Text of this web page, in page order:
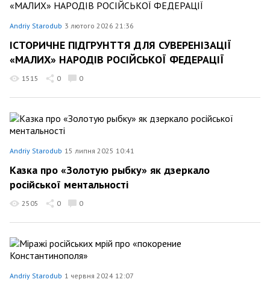
Andriy Starodub 3 лютого 2026 21:36
ІСТОРИЧНЕ ПІДГРУНТТЯ ДЛЯ СУВЕРЕНІЗАЦІЇ
«МАЛИХ» НАРОДІВ РОСІЙСЬКОЇ ФЕДЕРАЦІЇ
1515 0 0
Andriy Starodub 15 липня 2025 10:41
Казка про «Золотую рыбку» як дзеркало
російської ментальності
2505 0 0
Andriy Starodub 1 червня 2024 12:07